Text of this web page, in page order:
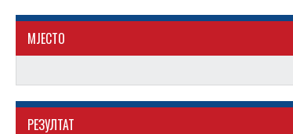
МJЕСТО
РЕЗУЛТАТ